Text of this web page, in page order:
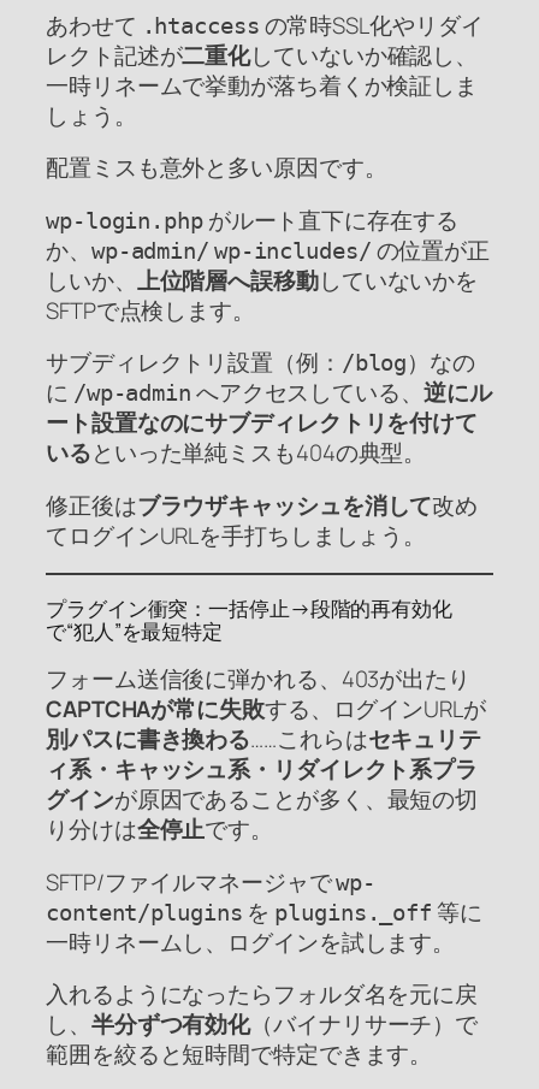
あわせて .htaccess の常時SSL化やリダイ
レクト記述が二重化していないか確認し、
一時リネームで挙動が落ち着くか検証しま
しょう。
配置ミスも意外と多い原因です。
wp-login.phpがルート直下に存在する
か、
wp-admin/ wp-includes/ の位置が正
しいか、 上位階層へ誤移動していないかを
SFTPで点検します。
サブディレクトリ設置（例： /blog）なの
に /wp-admin へアクセスしている、 逆にル
ート設置なのにサブディレクトリを付けて
いるといった単純ミスも404の典型。
修正後はブラウザキャッシュを消して改め
てログインURLを手打ちしましょう。
プラグイン衝突：一括停止→段階的再有効化
で“犯人”を最短特定
フォーム送信後に弾かれる、403が出たり
CAPTCHAが常に失敗する、ログインURLが
別パスに書き換わる……これらはセキュリテ
ィ系・キャッシュ系・リダイレクト系プラ
グインが原因であることが多く、最短の切
り分けは全停止です。
SFTP/ファイルマネージャでwp-
content/plugins を plugins._off 等に
一時リネームし、ログインを試します。
入れるようになったらフォルダ名を元に戻
し、 半分ずつ有効化（バイナリサーチ）で
範囲を絞ると短時間で特定できます。